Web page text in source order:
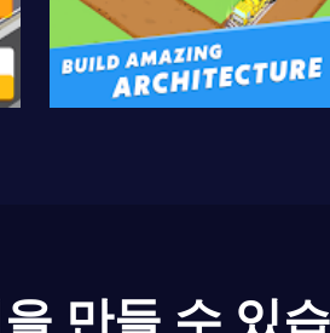
만들 수 있